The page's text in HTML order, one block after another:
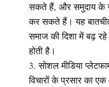
सकते हैं, और समुदाय के
कर सकते हैं। यह
समाज की दिशा में बढ़
होती है।
सोशल मीडिया
विचारों के प्रसार का